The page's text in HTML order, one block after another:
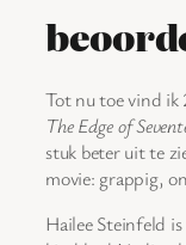
Tot nu toe vind ik
The Edge of
stuk beter uit te
movie: grappig,
Hailee Steinfeld